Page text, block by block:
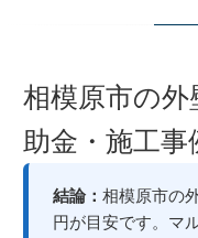
相模原市の外
助金・施工
結論： 相模原市の
円が目安です。マ